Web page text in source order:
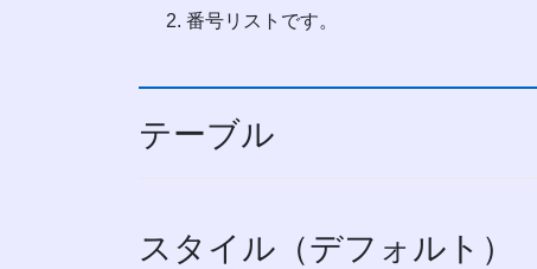
番号リストです。
テーブル
スタイル（デフォルト）